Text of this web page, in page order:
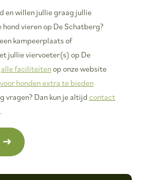
en willen jullie graag jullie
vieren op De Schatberg?
kampeerplaats of
jullie viervoeter(s) op De
alle faciliteiten op onze website
honden extra te bieden
vragen? Dan kun je altijd contact